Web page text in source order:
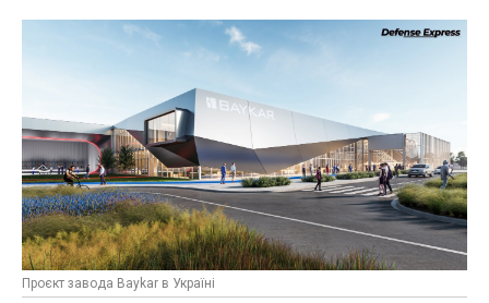
Проєкт завода Baykar в Україні